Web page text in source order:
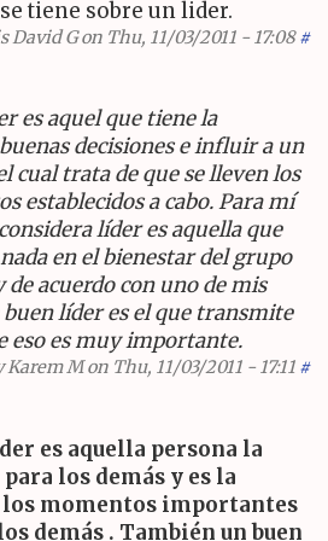
tiene sobre un lider.
David Gon Thu, 11/03/2011 - 17:08 #
es aquel que tiene la
decisiones e influir a un
cual trata de que se lleven los
establecidos a cabo. Para mí
líder es aquella que
en el bienestar del grupo
acuerdo con uno de mis
líder es el que transmite
eso es muy importante.
Karem Mon Thu, 11/03/2011 - 17:11 #
es aquella persona la
los demás y es la
los momentos importantes
demás . También un buen